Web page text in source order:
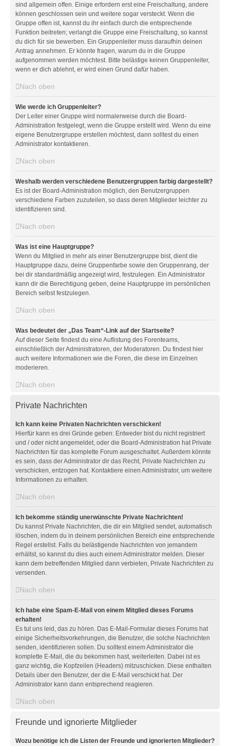
sind allgemein offen. Einige erfordern erst eine Freischaltung, andere
können geschlossen sein und weitere sogar versteckt. Wenn die
Gruppe offen ist, kannst du ihr einfach durch die entsprechende
Funktion beitreten; verlangt die Gruppe eine Freischaltung, so kannst
du dich für sie bewerben. Ein Gruppenleiter muss daraufhin deinen
Antrag annehmen. Er könnte fragen, warum du in die Gruppe
aufgenommen werden möchtest. Bitte belästige keinen Gruppenleiter,
wenn er dich ablehnt, er wird einen Grund dafür haben.
Nach oben
Wie werde ich Gruppenleiter?
Der Leiter einer Gruppe wird normalerweise durch die Board-
Administration festgelegt, wenn die Gruppe erstellt wird. Wenn du eine
eigene Benutzergruppe erstellen möchtest, dann solltest du einen
Administrator kontaktieren.
Nach oben
Weshalb werden verschiedene Benutzergruppen farbig dargestellt?
Es ist der Board-Administration möglich, den Benutzergruppen
verschiedene Farben zuzuteilen, so dass deren Mitglieder leichter zu
identifizieren sind.
Nach oben
Was ist eine Hauptgruppe?
Wenn du Mitglied in mehr als einer Benutzergruppe bist, dient die
Hauptgruppe dazu, deine Gruppenfarbe sowie den Gruppenrang, der
bei dir standardmäßig angezeigt wird, festzulegen. Ein Administrator
kann dir die Berechtigung geben, deine Hauptgruppe im persönlichen
Bereich selbst festzulegen.
Nach oben
Was bedeutet der „Das Team“-Link auf der Startseite?
Auf dieser Seite findest du eine Auflistung des Forenteams,
einschließlich der Administratoren, der Moderatoren. Du findest hier
auch weitere Informationen wie die Foren, die diese im Einzelnen
moderieren.
Nach oben
Private Nachrichten
Ich kann keine Privaten Nachrichten verschicken!
Hierfür kann es drei Gründe geben: Entweder bist du nicht registriert
und / oder nicht angemeldet, oder die Board-Administration hat Private
Nachrichten für das komplette Forum ausgeschaltet. Außerdem könnte
es sein, dass der Administrator dir das Recht, Private Nachrichten zu
verschicken, entzogen hat. Kontaktiere einen Administrator, um weitere
Informationen zu erhalten.
Nach oben
Ich bekomme ständig unerwünschte Private Nachrichten!
Du kannst Private Nachrichten, die dir ein Mitglied sendet, automatisch
löschen, indem du in deinem persönlichen Bereich eine entsprechende
Regel erstellst. Falls du belästigende Nachrichten von jemandem
erhältst, so kannst du dies auch einem Administrator melden. Dieser
kann dem betreffenden Mitglied dann verbieten, Private Nachrichten zu
versenden.
Nach oben
Ich habe eine Spam-E-Mail von einem Mitglied dieses Forums
erhalten!
Es tut uns leid, das zu hören. Das E-Mail-Formular dieses Forums hat
einige Sicherheitsvorkehrungen, die Benutzer, die solche Nachrichten
senden, identifizieren sollen. Du solltest einem Administrator die
komplette E-Mail, die du bekommen hast, weiterleiten. Dabei ist es
ganz wichtig, die Kopfzeilen (Headers) mitzuschicken. Diese enthalten
Details über den Benutzer, der die E-Mail verschickt hat. Der
Administrator kann dann entsprechend reagieren.
Nach oben
Freunde und ignorierte Mitglieder
Wozu benötige ich die Listen der Freunde und ignorierten Mitglieder?